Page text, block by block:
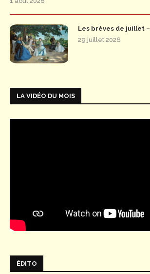
Les brèves de juillet –
29 juillet 2026
LA VIDÉO DU MOIS
ÉDITO